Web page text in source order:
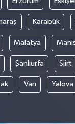
Karabük
Malatya
Şanlıurfa Siirt
Van Yalova